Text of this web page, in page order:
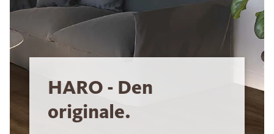
HARO - Den
originale.